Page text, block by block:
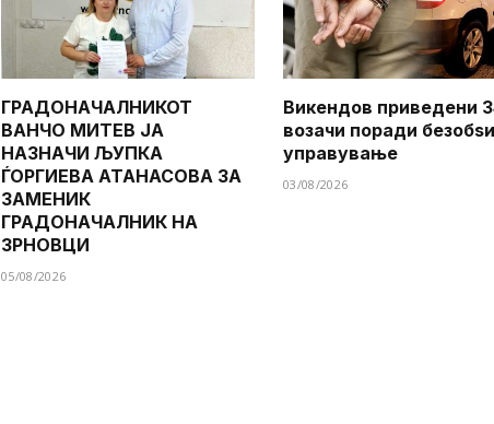
ГРАДОНАЧАЛНИКОТ
ВАНЧО МИТЕВ ЈА
НАЗНАЧИ ЉУПКА
ЃОРГИЕВА АТАНАСОВА ЗА
ЗАМЕНИК
ГРАДОНАЧАЛНИК НА
ЗРНОВЦИ
05/08/2026
Викендов приведени
возачи поради
управување
03/08/2026